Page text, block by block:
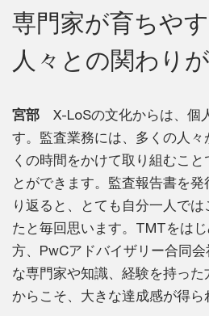
専門家が育ちや
人々との関わり
宮部 X-LoSの文化からは、個
す。監査業務には、多くの人
くの時間をかけて取り組むこと
とができます。監査報告書を
り返ると、とても自分一人で
たと毎回思います。TMTをは
方、PwCアドバイザリー合同
な専門家や知識、経験を持っ
からこそ、大きな達成感が得ら